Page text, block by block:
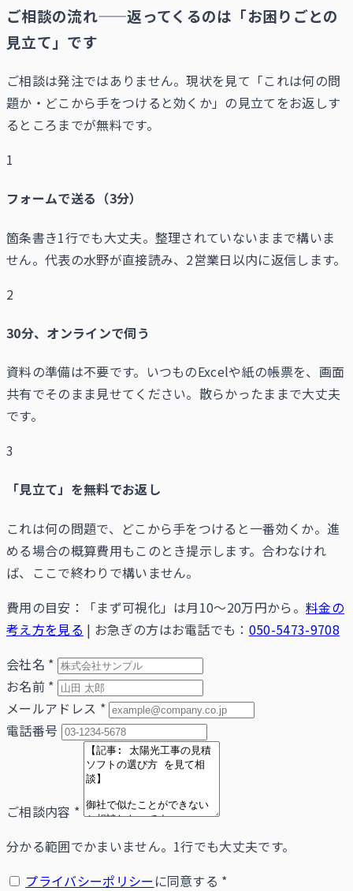
ご相談の流れ——返ってくるのは「お困りごとの
見立て」です
ご相談は発注ではありません。現状を見て「これは何の問
題か・どこから手をつけると効くか」の見立てをお返しす
るところまでが無料です。
1
フォームで送る（3分）
箇条書き1行でも大丈夫。整理されていないままで構いま
せん。代表の水野が直接読み、2営業日以内に返信します。
2
30分、オンラインで伺う
資料の準備は不要です。いつものExcelや紙の帳票を、画面
共有でそのまま見せてください。散らかったままで大丈夫
です。
3
「見立て」を無料でお返し
これは何の問題で、どこから手をつけると一番効くか。進
める場合の概算費用もこのとき提示します。合わなけれ
ば、ここで終わりで構いません。
費用の目安：「まず可視化」は月10〜20万円から。料金の
考え方を見る | お急ぎの方はお電話でも： 050-5473-9708
会社名 *
お名前 *
メールアドレス *
電話番号
ご相談内容 *
分かる範囲でかまいません。1行でも大丈夫です。
プライバシーポリシー に同意する *